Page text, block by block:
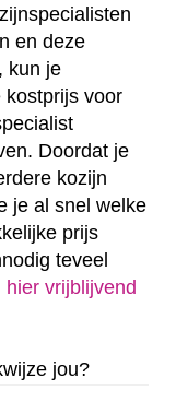
en deze
kun je
kostprijs voor
Doordat je
kozijn
je al snel welke
prijs
teveel
hier vrijblijvend
jou?